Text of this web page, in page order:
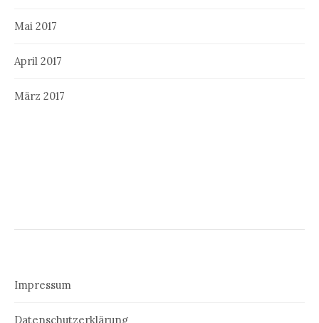
Mai 2017
April 2017
März 2017
Impressum
Datenschutzerklärung